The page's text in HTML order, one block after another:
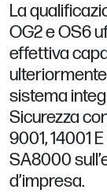
La
OG2 e OS6
effettiva
sistema
Sicurezza
9001, 14001
SA8000
d’impresa.